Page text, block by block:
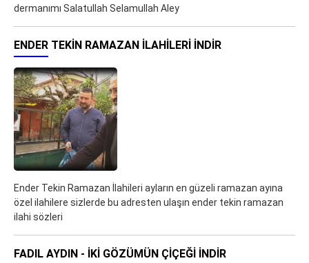
dermanımı Salatullah Selamullah Aley
ENDER TEKIN RAMAZAN İLAHILERI İNDIR
Ender Tekin Ramazan İlahileri ayların en güzeli ramazan ayına
özel ilahilere sizlerde bu adresten ulaşın ender tekin ramazan
ilahi sözleri
FADIL AYDIN - İKİ GÖZÜMÜN ÇİÇEĞİ İNDIR